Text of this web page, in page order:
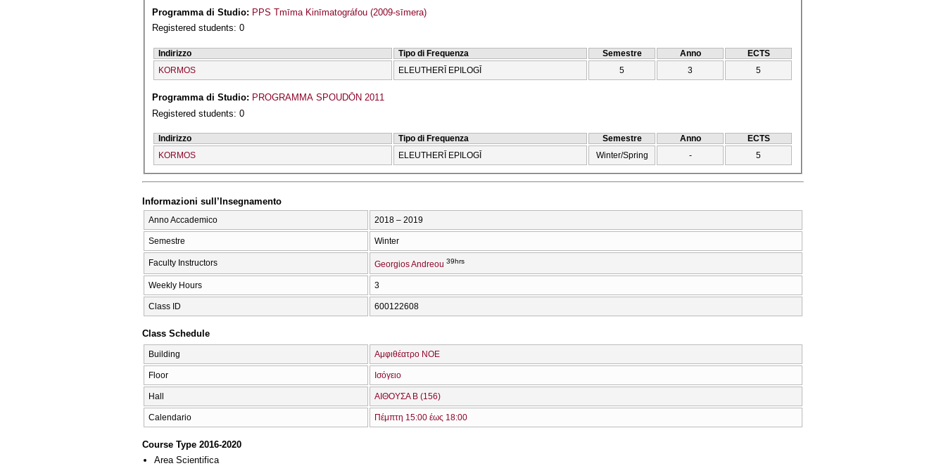
Programma di Studio: PPS Tmīma Kinīmatográfou (2009-sīmera)
Registered students: 0
Indirizzo Tipo di Frequenza Semestre Anno
ECTS
KORMOS
ELEUTHERĪ EPILOGĪ 5 3 5
Programma di Studio: PROGRAMMA SPOUDŌN 2011
Registered students: 0
Indirizzo Tipo di Frequenza Semestre Anno
ECTS
KORMOS
ELEUTHERĪ EPILOGĪ Winter/Spring - 5
Informazioni sull’Insegnamento
Anno Accademico 2018 – 2019
Semestre Winter
Faculty Instructors Georgios Andreou 39hrs
Weekly Hours 3
Class ID 600122608
Class Schedule
Building Αμφιθέατρο ΝΟΕ
Floor Ισόγειο
Hall ΑΙΘΟΥΣΑ Β (156)
Calendario Πέμπτη 15:00 έως 18:00
Course Type 2016-2020
Area Scientifica